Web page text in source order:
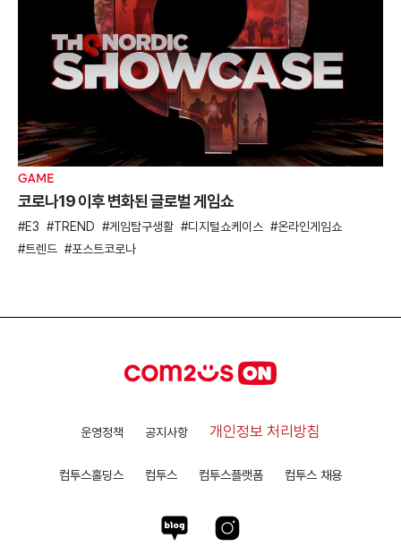
GAME
코로나19 이후 변화된 글로벌 게임쇼
E3 TREND 게임탐구생활 디지털쇼케이스
온라인게임쇼
트렌드
포스트코로나
운영정책 공지사항 개인정보 처리방침
컴투스홀딩스 컴투스 컴투스플랫폼 컴투스 채용